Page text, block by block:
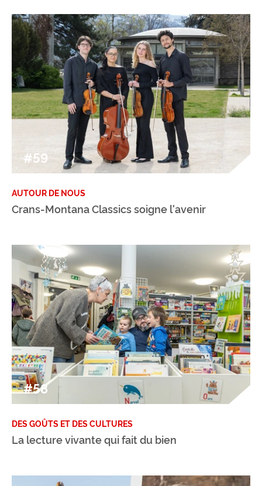
#59
AUTOUR DE NOUS
Crans-Montana Classics soigne l'avenir
#58
DES GOÛTS ET DES CULTURES
La lecture vivante qui fait du bien